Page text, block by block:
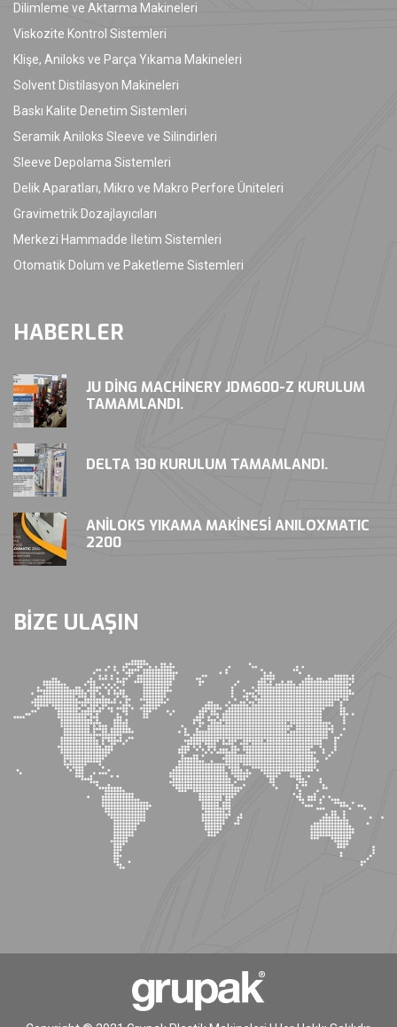
Dilimleme ve Aktarma Makineleri
Viskozite Kontrol Sistemleri
Klişe, Aniloks ve Parça Yıkama Makineleri
Solvent Distilasyon Makineleri
Baskı Kalite Denetim Sistemleri
Seramik Aniloks Sleeve ve Silindirleri
Sleeve Depolama Sistemleri
Delik Aparatları, Mikro ve Makro Perfore Üniteleri
Gravimetrik Dozajlayıcıları
Merkezi Hammadde İletim Sistemleri
Otomatik Dolum ve Paketleme Sistemleri
HABERLER
JU DING MACHINERY JDM600-Z KURULUM
TAMAMLANDI.
DELTA 130 KURULUM TAMAMLANDI.
ANILOKS YIKAMA MAKINESI ANILOXMATIC
2200
BİZE ULAŞIN